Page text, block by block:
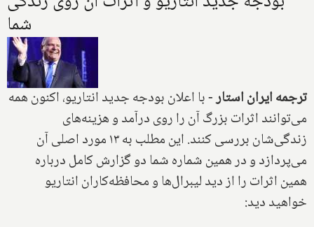
شما
ترجمه ایران استار-با اعلان بودجه جدید انتاریو، اکنون همه
می‌توانند اثرات بزرگ آن را روی درآمد و هزینه‌های
زندگی‌شان بررسی کنند. این مطلب به ۱۳ مورد اصلی آن
می‌پردازد و در همین شماره شما دو گزارش کامل درباره
همین اثرات را از دید لیبرال‌ها و محافظه‌کاران انتاریو
خواهید دید: